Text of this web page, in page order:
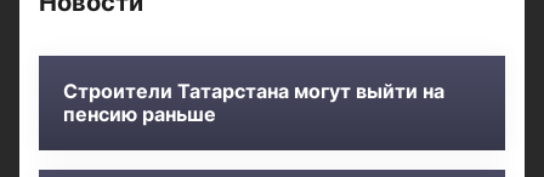
Строители Татарстана могут выйти на
пенсию раньше